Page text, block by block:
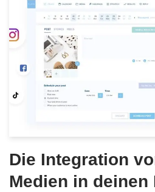
Die Integration
Medien in deinen